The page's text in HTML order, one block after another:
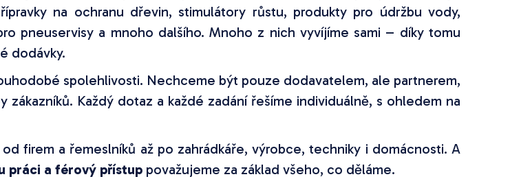
na ochranu dřevin, stimulátory růstu, produkty pro údržbu vody,
pneuservisy a mnoho dalšího. Mnoho z nich vyvíjíme sami – díky tomu
dodávky.
spolehlivosti. Nechceme být pouze dodavatelem, ale partnerem,
Každý dotaz a každé zadání řešíme individuálně, s ohledem na
firem a řemeslníků až po zahrádkáře, výrobce, techniky i domácnosti. A
práci a férový přístup považujeme za základ všeho, co děláme.